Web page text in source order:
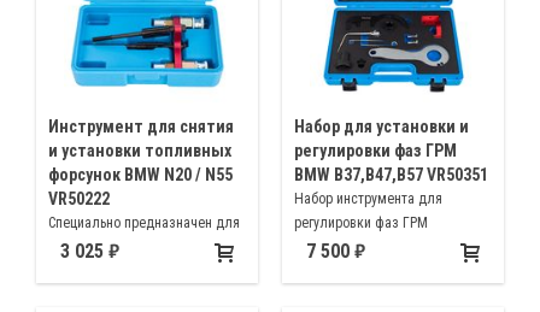
Инструмент для снятия
и установки топливных
форсунок BMW N20 / N55
VR50222
Специально предназначен для
демонтажа форсунок
3 025
Набор для установки и
регулировки фаз ГРМ
BMW B37,B47,B57 VR50351
Набор инструмента для
регулировки фаз ГРМ
дизельных двигателей BMW
7 500